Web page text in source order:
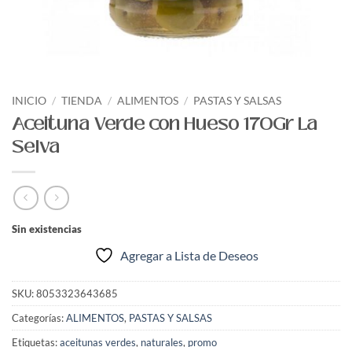
INICIO / TIENDA / ALIMENTOS / PASTAS Y SALSAS
Aceituna Verde con Hueso 170Gr La
Selva
Sin existencias
Agregar a Lista de Deseos
SKU:8053323643685
Categorías:ALIMENTOS, PASTAS Y SALSAS
Etiquetas:aceitunas verdes, naturales, promo